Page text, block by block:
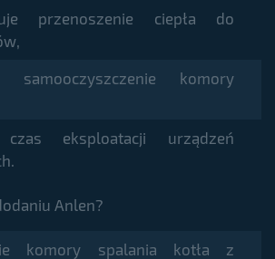
przenoszenie ciepła do
samooczyszczenie komory
czas eksploatacji urządzeń
Anlen?
komory spalania kotła z